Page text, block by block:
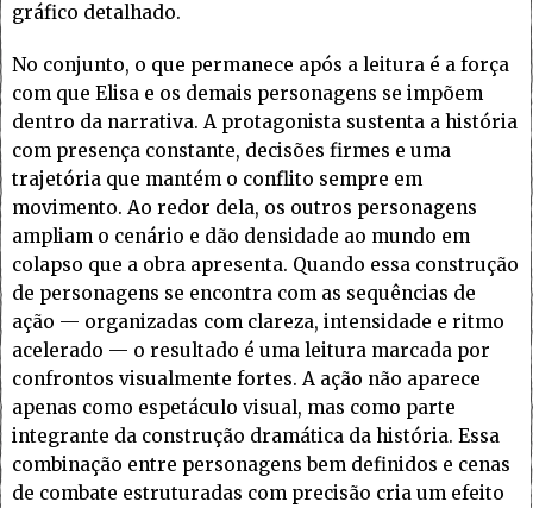
gráfico detalhado.
No conjunto, o que permanece após a leitura é a força
com que Elisa e os demais personagens se impõem
dentro da narrativa. A protagonista sustenta a história
com presença constante, decisões firmes e uma
trajetória que mantém o conflito sempre em
movimento. Ao redor dela, os outros personagens
ampliam o cenário e dão densidade ao mundo em
colapso que a obra apresenta. Quando essa construção
de personagens se encontra com as sequências de
ação — organizadas com clareza, intensidade e ritmo
acelerado — o resultado é uma leitura marcada por
confrontos visualmente fortes. A ação não aparece
apenas como espetáculo visual, mas como parte
integrante da construção dramática da história. Essa
combinação entre personagens bem definidos e cenas
de combate estruturadas com precisão cria um efeito